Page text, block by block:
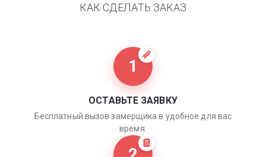
КАК СДЕЛАТЬ ЗАКАЗ
1
ОСТАВЬТЕ ЗАЯВКУ
Бесплатный вызов замерщика в удобное для вас
время.